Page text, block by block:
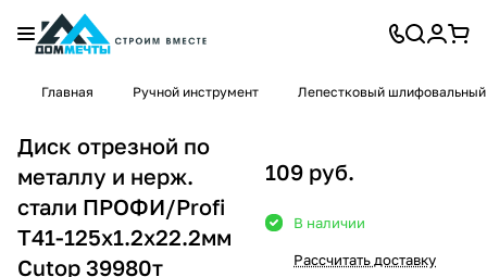
Главная Ручной инструмент Лепестковый шлифовальный
Диск отрезной по
металлу и нерж.
стали ПРОФИ/Profi
Т41-125х1.2х22.2мм
Cutop 39980т
109 руб.
В наличии
Рассчитать доставку